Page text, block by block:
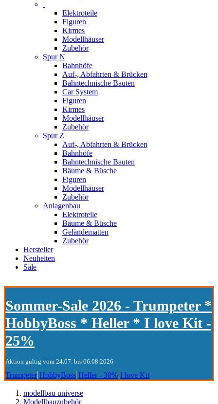
Elektroteile
Figuren
Kirmes
Modellhäuser
Zubehör
Spur N
Bahnhöfe
Auf-, Abfahrten & Brücken
Bahntechnische Bauten
Car System
Figuren
Kirmes
Modellhäuser
Zubehör
Spur Z
Auf-, Abfahrten & Brücken
Bahnhöfe
Bahntechnische Bauten
Bäume & Büsche
Figuren
Modellhäuser
Zubehör
Anlagenbau
Elektroteile
Bäume & Büsche
Geländematten
Zubehör
Hersteller
Neuheiten
Sale
Sommer-Sale 2026 - Trumpeter *
HobbyBoss * Heller * I love Kit -
25%
Aktion gültig vom 24.07. bis 06.08.2026
Trumpeter HobbyBoss Heller - 30% I love Kit
modellbau universe
Modellbauzubehör